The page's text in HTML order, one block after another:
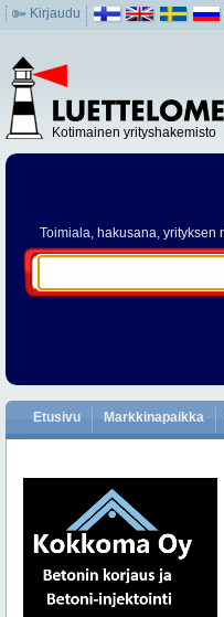
Kirjaudu
Kotimainen yrityshakemisto
Toimiala, hakusana, yrityksen
Etusivu Markkinapaikka